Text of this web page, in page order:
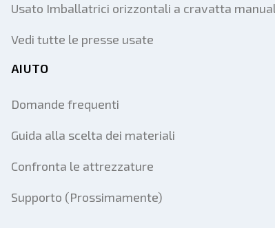
Usato Imballatrici orizzontali a cravatta
Vedi tutte le presse usate
AIUTO
Domande frequenti
Guida alla scelta dei materiali
Confronta le attrezzature
Supporto (Prossimamente)